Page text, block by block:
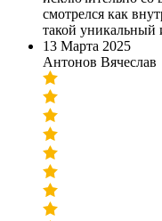
смотрелся как
такой уникальный
13 Марта 2025
Антонов Вячеслав